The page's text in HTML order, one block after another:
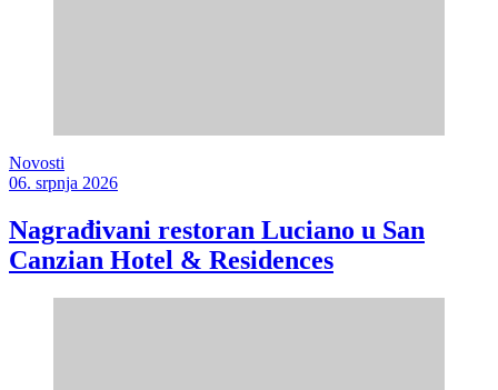
Novosti
06. srpnja 2026
Nagrađivani restoran Luciano u San
Canzian Hotel & Residences